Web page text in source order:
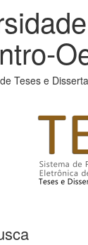
Teses e